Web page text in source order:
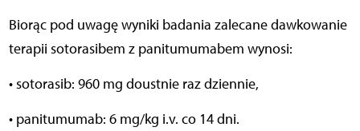
Biorąc pod uwagę wyniki badania zalecane dawkowanie
terapii sotorasibem z panitumumabem wynosi:
• sotorasib: 960 mg doustnie raz dziennie,
• panitumumab: 6 mg/kg i.v. co 14 dni.